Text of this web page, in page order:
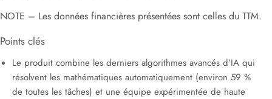
NOTE – Les données financières présentées sont celles du TTM.
Points clés
Le produit combine les derniers algorithmes avancés d’IA qui
résolvent les mathématiques automatiquement (environ 59 %
de toutes les tâches) et une équipe expérimentée de haute